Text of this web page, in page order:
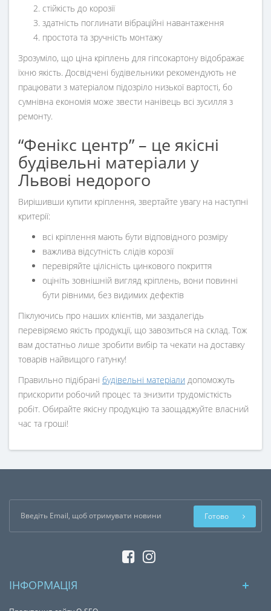
стійкість до корозії
здатність поглинати вібраційні навантаження
простота та зручність монтажу
Зрозуміло, що ціна кріплень для гіпсокартону відображає
їхню якість. Досвідчені будівельники рекомендують не
працювати з матеріалом підозріло низької вартості, бо
сумнівна економія може звести нанівець всі зусилля з
ремонту.
“Фенікс центр” – це якісні
будівельні матеріали у
Львові недорого
Вирішивши купити кріплення, звертайте увагу на наступні
критерії:
всі кріплення мають бути відповідного розміру
важлива відсутність слідів корозії
перевіряйте цілісність цинкового покриття
оцініть зовнішній вигляд кріплень, вони повинні
бути рівними, без видимих дефектів
Піклуючись про наших клієнтів, ми заздалегідь
перевіряємо якість продукції, що завозиться на склад. Тож
вам достатньо лише зробити вибір та чекати на доставку
товарів найвищого гатунку!
Правильно підібрані будівельні матеріали допоможуть
прискорити робочий процес та знизити трудомісткість
робіт. Обирайте якісну продукцію та заощаджуйте власний
час та гроші!
Готово
ІНФОРМАЦІЯ